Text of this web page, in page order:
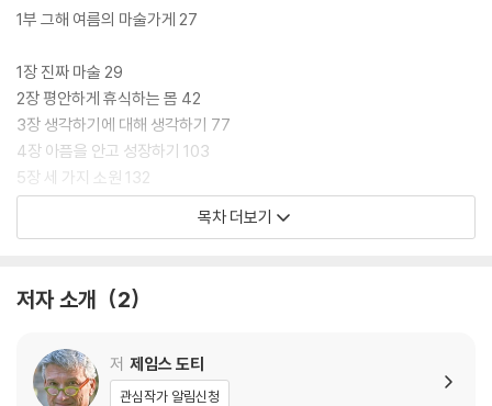
이 경험을 통해 그는 저명한 신경외과 의사이자, 의료용 기계 ‘사이버나이
소원 목록에 적었던 대로 의사가 되었으며, 7,500만 불의 자산을 소유한
부자가 되었다. 하지만 루스의 가르침을 잊고 방탕하게 살다가 일생일대의
위기를 맞는다. 그제야 도티는 마술의 가장 중요한 의미를 깨닫고는 비로
소 세상과 더불어 자신의 꿈을 실현하는 삶을 살기 시작한다. 그리고 삶의
고비 때마다 나아갈 방향을 이끌어 주었던 ‘루스의 마술’에 대한 과학적 근
거를 밝히기 위해, 또 이를 더 많은 사람들과 함께 나누기 위해 이 책을 세
1부 그해 여름의 마술가게 27
1장 진짜 마술 29
2장 평안하게 휴식하는 몸 42
3장 생각하기에 대해 생각하기 77
4장 아픔을 안고 성장하기 103
5장 세 가지 소원 132
2부 뇌의 불가사의를 찾아서 159
7장 받아들일 수 없는 것 183
9장 무(無)의 제국 242
목차 더보기
저자 소개 2
저 제임스 도티
관심작가 알림신청